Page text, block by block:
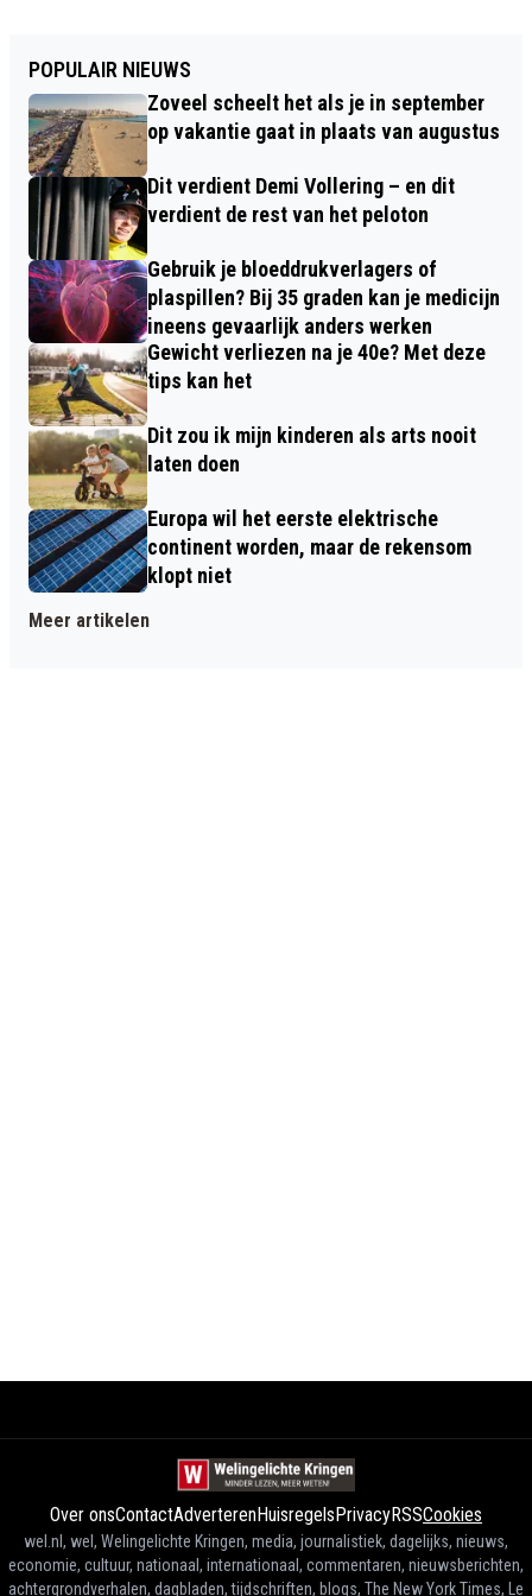
POPULAIR NIEUWS
Zoveel scheelt het als je in september
op vakantie gaat in plaats van augustus
Dit verdient Demi Vollering – en dit
verdient de rest van het peloton
Gebruik je bloeddrukverlagers of
plaspillen? Bij 35 graden kan je medicijn
ineens gevaarlijk anders werken
Gewicht verliezen na je 40e? Met deze
tips kan het
Dit zou ik mijn kinderen als arts nooit
laten doen
Europa wil het eerste elektrische
continent worden, maar de rekensom
klopt niet
Meer artikelen
Over onsContactAdverterenHuisregels PrivacyRSSCookies
wel.nl, wel, Welingelichte Kringen, media, journalistiek, dagelijks, nieuws,
economie, cultuur, nationaal, internationaal, commentaren, nieuwsberichten,
achtergrondverhalen, dagbladen, tijdschriften, blogs, The New York Times, Le